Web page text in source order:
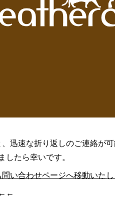
迅速な折り返しのご連絡が可
たら幸いです。
い合わせページへ移動いた